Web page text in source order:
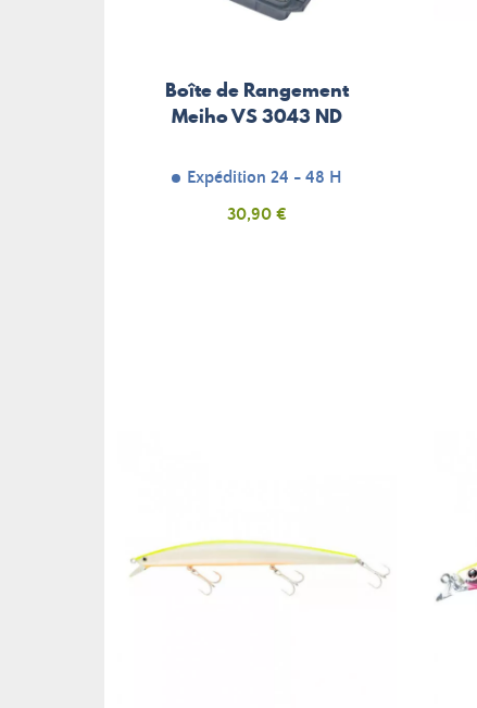
Boîte de Rangement
Meiho VS 3043 ND
Expédition 24 - 48 H
Prix
30,90 €